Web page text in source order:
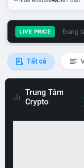
LIVE PRICE Đang
Tất cả
Trung Tâm
Crypto